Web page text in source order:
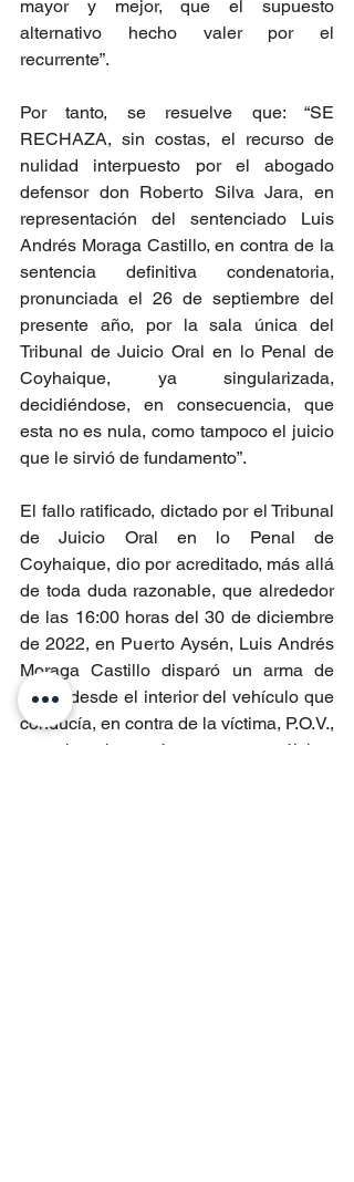
mayor y mejor, que el supuesto
alternativo hecho valer por el
recurrente”.
Por tanto, se resuelve que: “SE
RECHAZA, sin costas, el recurso de
nulidad interpuesto por el abogado
defensor don Roberto Silva Jara, en
representación del sentenciado Luis
Andrés Moraga Castillo, en contra de la
sentencia definitiva condenatoria,
pronunciada el 26 de septiembre del
presente año, por la sala única del
Tribunal de Juicio Oral en lo Penal de
Coyhaique, ya singularizada,
decidiéndose, en consecuencia, que
esta no es nula, como tampoco el juicio
que le sirvió de fundamento”.
El fallo ratificado, dictado por el Tribunal
de Juicio Oral en lo Penal de
Coyhaique, dio por acreditado, más allá
de toda duda razonable, que alrededor
de las 16:00 horas del 30 de diciembre
de 2022, en Puerto Aysén, Luis Andrés
Moraga Castillo disparó un arma de
fuego desde el interior del vehículo que
conducía, en contra de la víctima, P.O.V.,
a quien impactó en zona pélvica,